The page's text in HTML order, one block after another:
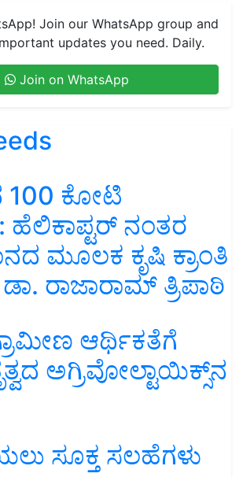
Join our WhatsApp group and
updates you need. Daily.
Join on WhatsApp
100 ಕೋಟಿ
ಹೆಲಿಕಾಪ್ಟರ್ ನಂತರ
ಮೂಲಕ ಕೃಷಿ ಕ್ರಾಂತಿ
ರಾಜಾರಾಮ್ ತ್ರಿಪಾಠಿ
ಆರ್ಥಿಕತೆಗೆ
ಅಗ್ರಿವೋಲ್ಟಾಯಿಕ್ಸ್‌ನ
ಸೂಕ್ತ ಸಲಹೆಗಳು